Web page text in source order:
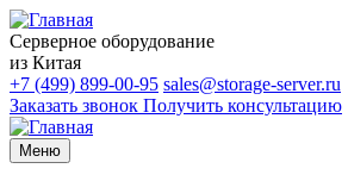
Серверное оборудование
из Китая
+7 (499) 899-00-95 sales@storage-server.ru
Заказать звонок Получить консультацию
Меню